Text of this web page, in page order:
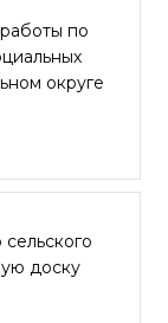
по
округе
доску